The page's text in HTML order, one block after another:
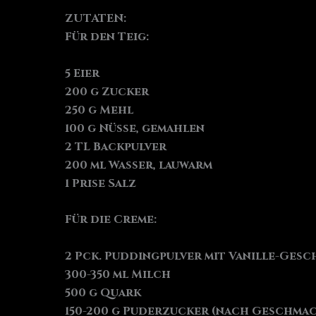
ZUTATEN:
Für den Teig:
5 Eier
200 g Zucker
250 g Mehl
100 g Nüsse, gemahlen
2 TL Backpulver
200 ml Wasser, lauwarm
1 Prise Salz
Für die Creme:
2 Pck. Puddingpulver mit Vanille-
300-350 ml Milch
500 g Quark
150-200 g Puderzucker (nach